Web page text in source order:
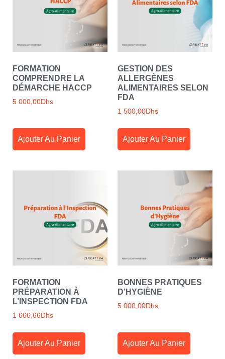
FORMATION
COMPRENDRE LA
DÉMARCHE HACCP
5 000,00Dhs
Ajouter Au Panier
GESTION DES
ALLERGÈNES
ALIMENTAIRES SELON
FDA
1 500,00Dhs
Ajouter Au Panier
FORMATION
PRÉPARATION À
L’INSPECTION FDA
1 666,66Dhs
Ajouter Au Panier
BONNES PRATIQUES
D’HYGIÈNE
5 000,00Dhs
Ajouter Au Panier